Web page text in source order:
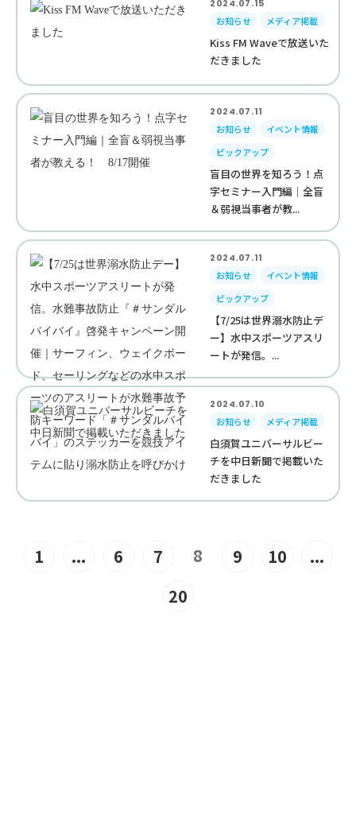
2024.07.15
お知らせ
メディア掲載
Kiss FM Waveで放送いた
だきました
2024.07.11
お知らせ
イベント情報
ピックアップ
盲目の世界を知ろう！点
字セミナー入門編｜全盲
＆弱視当事者が教...
2024.07.11
お知らせ
イベント情報
ピックアップ
【7/25は世界溺水防止デ
ー】水中スポーツアスリ
ートが発信。...
2024.07.10
お知らせ
メディア掲載
白須賀ユニバーサルビー
チを中日新聞で掲載いた
だきました
1 ... 6 7 8 9 10
...
20